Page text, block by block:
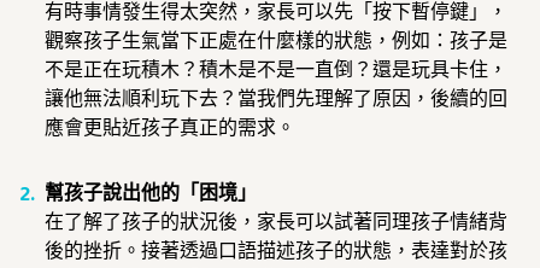
有時事情發生得太突然，家長可以先「按下暫停鍵」，
觀察孩子生氣當下正處在什麼樣的狀態，例如：孩子是
不是正在玩積木？積木是不是一直倒？還是玩具卡住，
讓他無法順利玩下去？當我們先理解了原因，後續的回
應會更貼近孩子真正的需求。
幫孩子說出他的「困境」
在了解了孩子的狀況後，家長可以試著同理孩子情緒背
後的挫折。接著透過口語描述孩子的狀態，表達對於孩